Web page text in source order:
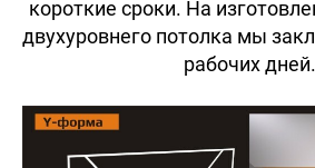
короткие сроки. На
двухуровнего потолка мы
рабочих дней.